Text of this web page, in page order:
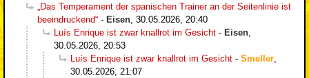
„Das Temperament der spanischen Trainer an der Seitenlinie ist
beeindruckend“ - Eisen 30.05.2026, 20:40
Luís Enrique ist zwar knallrot im Gesicht - Eisen
30.05.2026, 20:53
Luís Enrique ist zwar knallrot im Gesicht - Smeller
30.05.2026, 21:07